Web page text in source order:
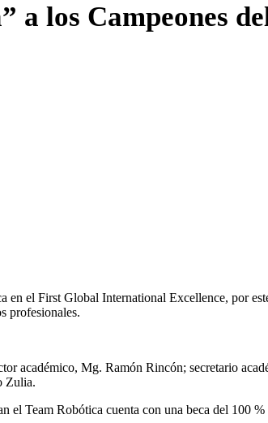
a los Campeones
el First Global International Excellence, por
profesionales.
académico, Mg. Ramón Rincón; secretario
Zulia.
Team Robótica cuenta con una beca del 100